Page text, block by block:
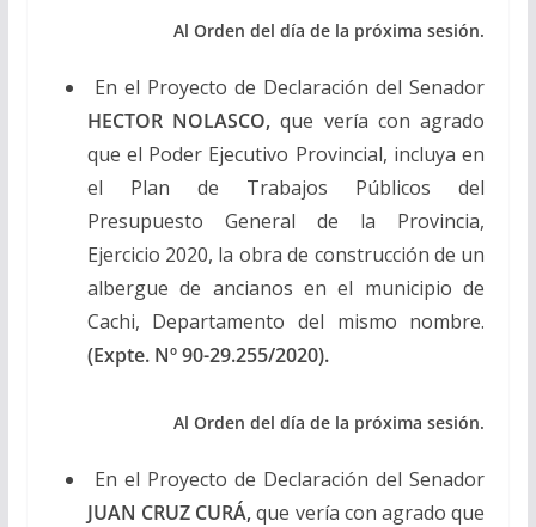
Al Orden del día de la próxima sesión.
En el Proyecto de Declaración del Senador
HECTOR NOLASCO, que vería con agrado
que el Poder Ejecutivo Provincial, incluya en
el Plan de Trabajos Públicos del
Presupuesto General de la Provincia,
Ejercicio 2020, la obra de construcción de un
albergue de ancianos en el municipio de
Cachi, Departamento del mismo nombre.
(Expte. Nº 90-29.255/2020).
Al Orden del día de la próxima sesión.
En el Proyecto de Declaración del Senador
JUAN CRUZ CURÁ,que vería con agrado que